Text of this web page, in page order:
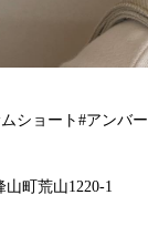
ショート#アンバー
山町荒山1220-1︎